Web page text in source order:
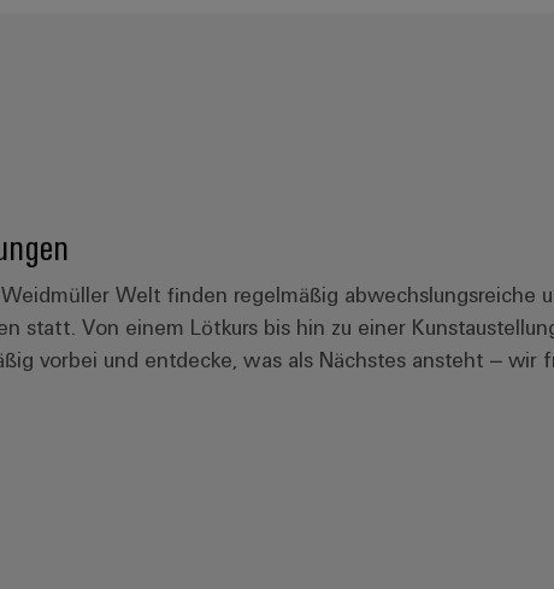
Welt finden regelmäßig abwechslungsreiche
statt. Von einem Lötkurs bis hin zu einer
vorbei und entdecke, was als Nächstes ansteht – wir